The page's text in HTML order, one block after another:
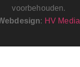
voorbehouden.
: HV Media